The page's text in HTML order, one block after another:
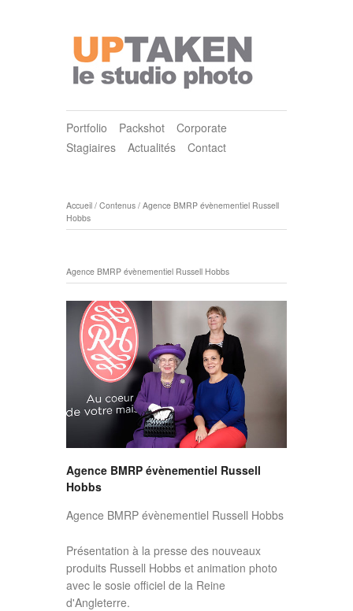
Portfolio Packshot
Corporate
Stagiaires
Actualités Contact
Accueil / Contenus / Agence BMRP évènementiel Russell
Hobbs
Agence BMRP évènementiel Russell Hobbs
Agence BMRP évènementiel Russell
Hobbs
Agence BMRP évènementiel Russell Hobbs
Présentation à la presse des nouveaux
produits Russell Hobbs et animation photo
avec le sosie officiel de la Reine
d'Angleterre.